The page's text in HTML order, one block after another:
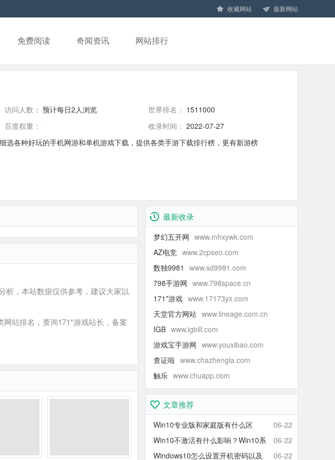
收藏网站 最新网站
免费阅读 奇闻资讯 网站排行
访问人数： 预计每日2人浏览 世界排名： 1511000
百度权重： 收录时间： 2022-07-27
选各种好玩的手机网游和单机游戏下载，提供各类手游下载排行榜，更有新游榜
析，本站数据仅供参考，建议大家以
站排名，查询171*游戏站长，备案
最新收录
梦幻五开网 www.mhxywk.com
AZ电竞 www.2cpseo.com
数独9981
www.sd9981.com
798手游网 www.798space.cn
171*游戏 www.17173yx.com
天堂官方网站 www.lineage.com.cn
IGB www.igbill.com
游戏宝手游网 www.youxibao.com
查证啦 www.chazhengla.com
触乐 www.chuapp.com
文章推荐
Win10专业版和家庭版有什么区
别？Win10家庭版和专业版区别对
比
06-22
Win10不激活有什么影响？Win10系
统不激活可以使用吗？会卡吗？
06-22
Windows10怎么设置开机密码以及
06-22